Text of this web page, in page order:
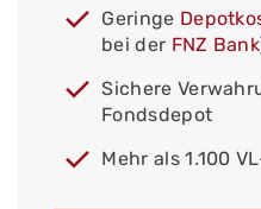
Geringe
bei der FNZ Bank
Sichere
Fondsdepot
Mehr als 1.100